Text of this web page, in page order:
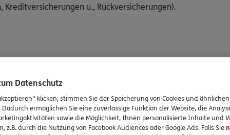
Kreditversicherungen u., Rückversicherungen).
DKV Deutsche
Datenschutz
klicken, stimmen Sie der Speicherung von Cookies und
ermöglichen Sie eine zuverlässige Funktion der Website, die
sowie die Möglichkeit, Ihnen personalisierte Inhalte und
z.B. durch die Nutzung von Facebook Audiences oder Google Ads. Falls Sie